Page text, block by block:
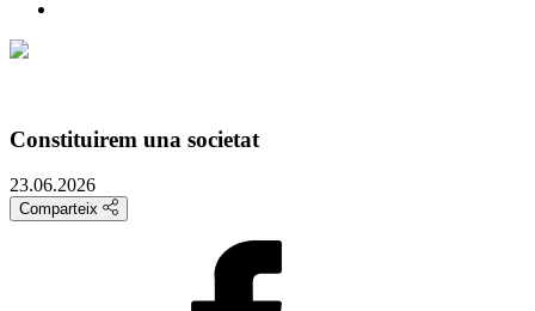
Constituirem una societat
23.06.2026
Comparteix